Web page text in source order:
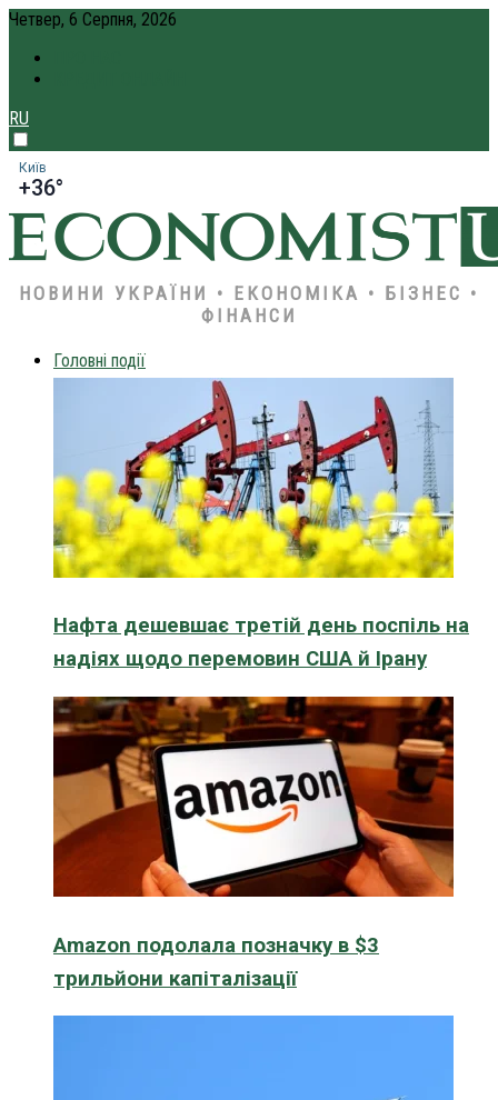
Четвер, 6 Серпня, 2026
RU
Київ
+36°
НОВИНИ УКРАЇНИ • ЕКОНОМІКА • БІЗНЕС •
ФІНАНСИ
Головні події
Нафта дешевшає третій день поспіль на
надіях щодо перемовин США й Ірану
Amazon подолала позначку в $3
трильйони капіталізації